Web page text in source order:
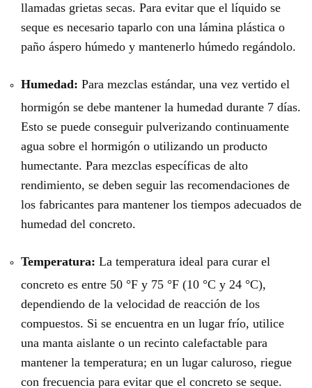
llamadas grietas secas. Para evitar que el líquido se
seque es necesario taparlo con una lámina plástica o
paño áspero húmedo y mantenerlo húmedo regándolo.
Humedad: Para mezclas estándar, una vez vertido el
hormigón se debe mantener la humedad durante 7 días.
Esto se puede conseguir pulverizando continuamente
agua sobre el hormigón o utilizando un producto
humectante. Para mezclas específicas de alto
rendimiento, se deben seguir las recomendaciones de
los fabricantes para mantener los tiempos adecuados de
humedad del concreto.
Temperatura: La temperatura ideal para curar el
concreto es entre 50 °F y 75 °F (10 °C y 24 °C),
dependiendo de la velocidad de reacción de los
compuestos. Si se encuentra en un lugar frío, utilice
una manta aislante o un recinto calefactable para
mantener la temperatura; en un lugar caluroso, riegue
con frecuencia para evitar que el concreto se seque.